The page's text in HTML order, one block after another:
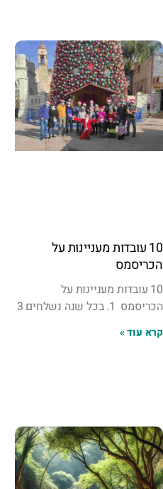
10 עובדות מעניינות על
הכריסמס
10 עובדות מעניינות על
הכריסמס 1. בכל שנה נשלחים 3
קרא עוד »